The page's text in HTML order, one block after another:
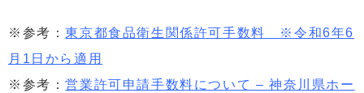
※参考：東京都食品衛生関係許可手数料 ※令和6年6
月1日から適用
※参考：営業許可申請手数料について – 神奈川県ホー